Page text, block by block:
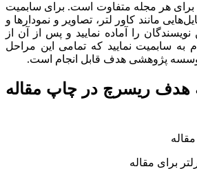
برای هر مجله متفاوت است. برای سابمیت
مانند کاور لتر، تصاویر و نمودارها و
را آماده نمایید و پس از آن از
به سابمیت نمایید که تمامی این مراحل
پژوهشی هدف قابل انجام است.
ریسرچ در چاپ مقاله
برای مقاله